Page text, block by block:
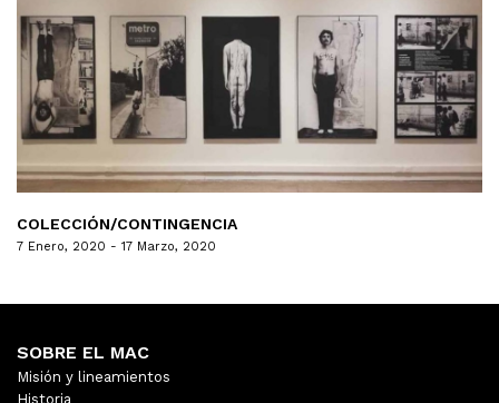
COLECCIÓN/CONTINGENCIA
7 Enero, 2020 - 17 Marzo, 2020
SOBRE EL MAC
Misión y lineamientos
Historia